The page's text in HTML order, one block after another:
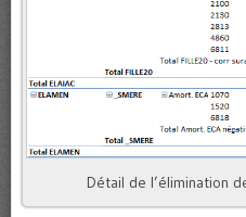
Détail de l’élimination